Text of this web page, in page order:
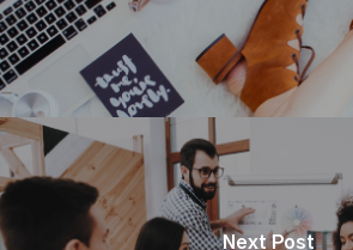
Next Post